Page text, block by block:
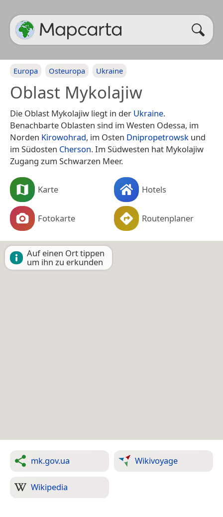
Europa Osteuropa Ukraine
Oblast Mykolajiw
Die Oblast Mykolajiw liegt in der Ukraine.
Benachbarte Oblasten sind im Westen Odessa, im
Norden Kirowohrad, im Osten Dnipropetrowsk und
im Südosten Cherson. Im Südwesten hat Mykolajiw
Zugang zum Schwarzen Meer.
Karte Hotels
Fotokarte Routenplaner
Auf einen Ort tippen
um ihn zu erkunden
mk.gov.ua Wikivoyage
Wikipedia